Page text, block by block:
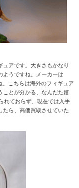
アです。大きさもかなり
ようですね。メーカーは
こちらは海外のフィギュア
ことが分かる、なんだた嬉
れておらず、現在では入手
たら、高価買取させていた